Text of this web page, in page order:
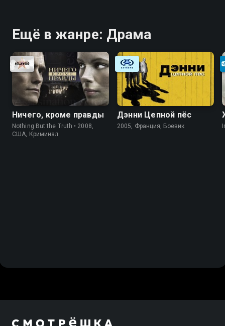
Ещё в жанре: Драма
Ничего, кроме правды
Nothing But the Truth • 2008,
США, Криминал
Дэнни Цепной пёс
2005, Франция, Боевик